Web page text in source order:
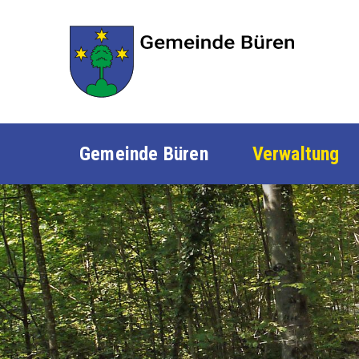
Gemeinde Büren Verwaltung